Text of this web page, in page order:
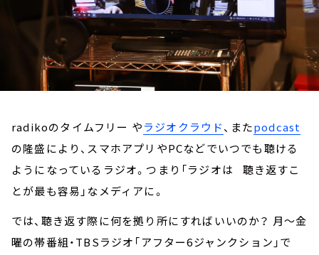
radikoのタイムフリー やラジオクラウド、またpodcast
の隆盛により、スマホアプリやPCなどでいつでも聴ける
ようになっているラジオ。つまり「ラジオは 聴き返すこ
とが最も容易」なメディアに。
では、聴き返す際に何を拠り所にすればいいのか？ 月～金
曜の帯番組・TBSラジオ「アフター6ジャンクション」で